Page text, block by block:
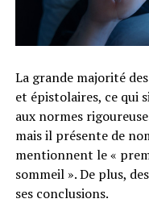
La grande majorité
et épistolaires, ce qui
aux normes
mais il présente de
mentionnent le «
sommeil ». De plus,
ses conclusions.